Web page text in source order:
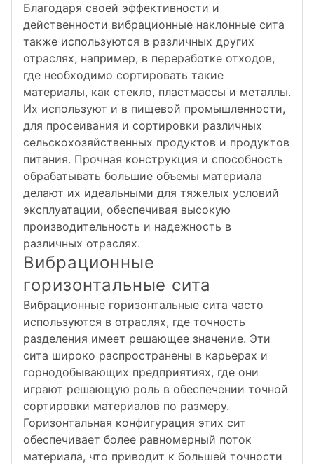
Благодаря своей эффективности и
действенности вибрационные наклонные сита
также используются в различных других
отраслях, например, в переработке отходов,
где необходимо сортировать такие
материалы, как стекло, пластмассы и металлы.
Их используют и в пищевой промышленности,
для просеивания и сортировки различных
сельскохозяйственных продуктов и продуктов
питания. Прочная конструкция и способность
обрабатывать большие объемы материала
делают их идеальными для тяжелых условий
эксплуатации, обеспечивая высокую
производительность и надежность в
различных отраслях.
Вибрационные
горизонтальные сита
Вибрационные горизонтальные сита часто
используются в отраслях, где точность
разделения имеет решающее значение. Эти
сита широко распространены в карьерах и
горнодобывающих предприятиях, где они
играют решающую роль в обеспечении точной
сортировки материалов по размеру.
Горизонтальная конфигурация этих сит
обеспечивает более равномерный поток
материала, что приводит к большей точности